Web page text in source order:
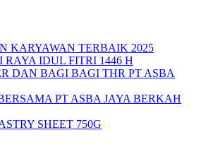
KARYAWAN TERBAIK 2025
RAYA IDUL FITRI 1446 H
DAN BAGI BAGI THR PT ASBA
PT ASBA JAYA BERKAH
SHEET 750G